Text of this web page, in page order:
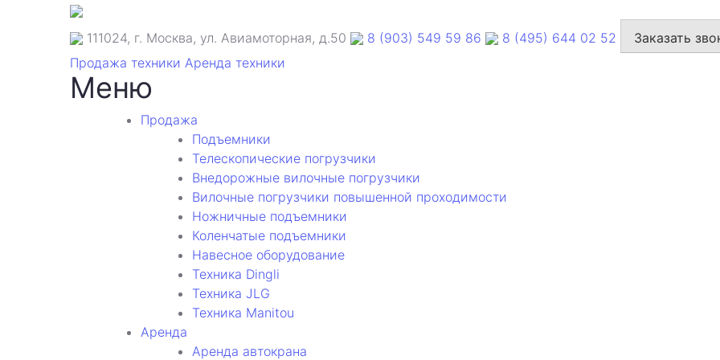
111024, г. Москва, ул. Авиамоторная, д.50 8 (903) 549 59 86 8 (495) 644 02 52
Заказать
Продажа техники Аренда техники
Меню
Продажа
Подъемники
Телескопические погрузчики
Внедорожные вилочные погрузчики
Вилочные погрузчики повышенной проходимости
Ножничные подъемники
Коленчатые подъемники
Навесное оборудование
Техника Dingli
Техника JLG
Техника Manitou
Аренда
Аренда автокрана